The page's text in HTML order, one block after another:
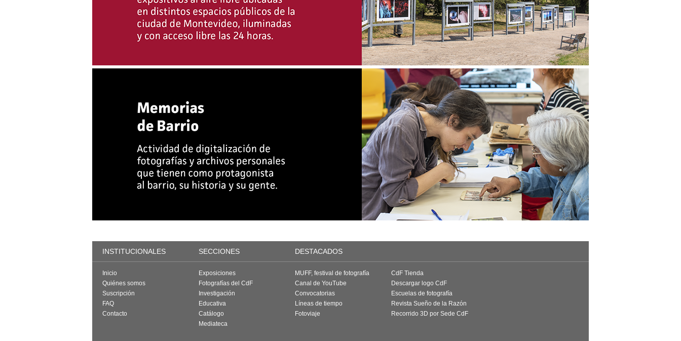
INSTITUCIONALES SECCIONES DESTACADOS
Inicio
Quiénes somos
Suscripción
FAQ
Contacto
Exposiciones
Fotografías del CdF
Investigación
Educativa
Catálogo
Mediateca
MUFF, festival de fotografía
Canal de YouTube
Convocatorias
Líneas de tiempo
Fotoviaje
CdF Tienda
Descargar logo CdF
Escuelas de fotografía
Revista Sueño de la Razón
Recorrido 3D por Sede CdF